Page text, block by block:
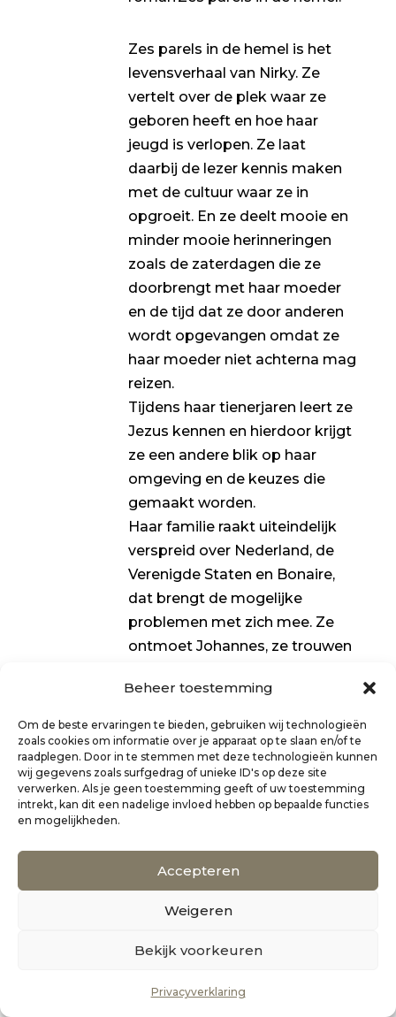
Beheer toestemming
Om de beste ervaringen te bieden, gebruiken wij technologieën
zoals cookies om informatie over je apparaat op te slaan en/of te
raadplegen. Door in te stemmen met deze technologieën kunnen
wij gegevens zoals surfgedrag of unieke ID's op deze site
verwerken. Als je geen toestemming geeft of uw toestemming
intrekt, kan dit een nadelige invloed hebben op bepaalde functies
en mogelijkheden.
Accepteren
Weigeren
Bekijk voorkeuren
Privacyverklaring
Zes parels in de hemel is het
levensverhaal van Nirky. Ze
vertelt over de plek waar ze
geboren heeft en hoe haar
jeugd is verlopen. Ze laat
daarbij de lezer kennis maken
met de cultuur waar ze in
opgroeit. En ze deelt mooie en
minder mooie herinneringen
zoals de zaterdagen die ze
doorbrengt met haar moeder
en de tijd dat ze door anderen
wordt opgevangen omdat ze
haar moeder niet achterna mag
reizen.
Tijdens haar tienerjaren leert ze
Jezus kennen en hierdoor krijgt
ze een andere blik op haar
omgeving en de keuzes die
gemaakt worden.
Haar familie raakt uiteindelijk
verspreid over Nederland, de
Verenigde Staten en Bonaire,
dat brengt de mogelijke
problemen met zich mee. Ze
ontmoet Johannes, ze trouwen
verhaal van de zes parels uit de
titel.
“Het was nodig om even door
te gaan op de automatische
Nirky blijft tijdens het vertellen
van haar levensverhaal heel
dicht bij haarzelf, ze laat ook
en dat maakt het verhaal heel